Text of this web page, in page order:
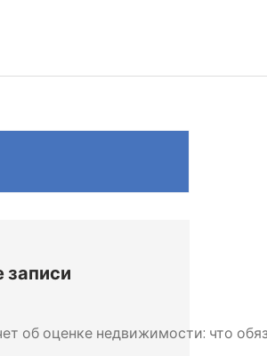
записи
об оценке недвижимости: что